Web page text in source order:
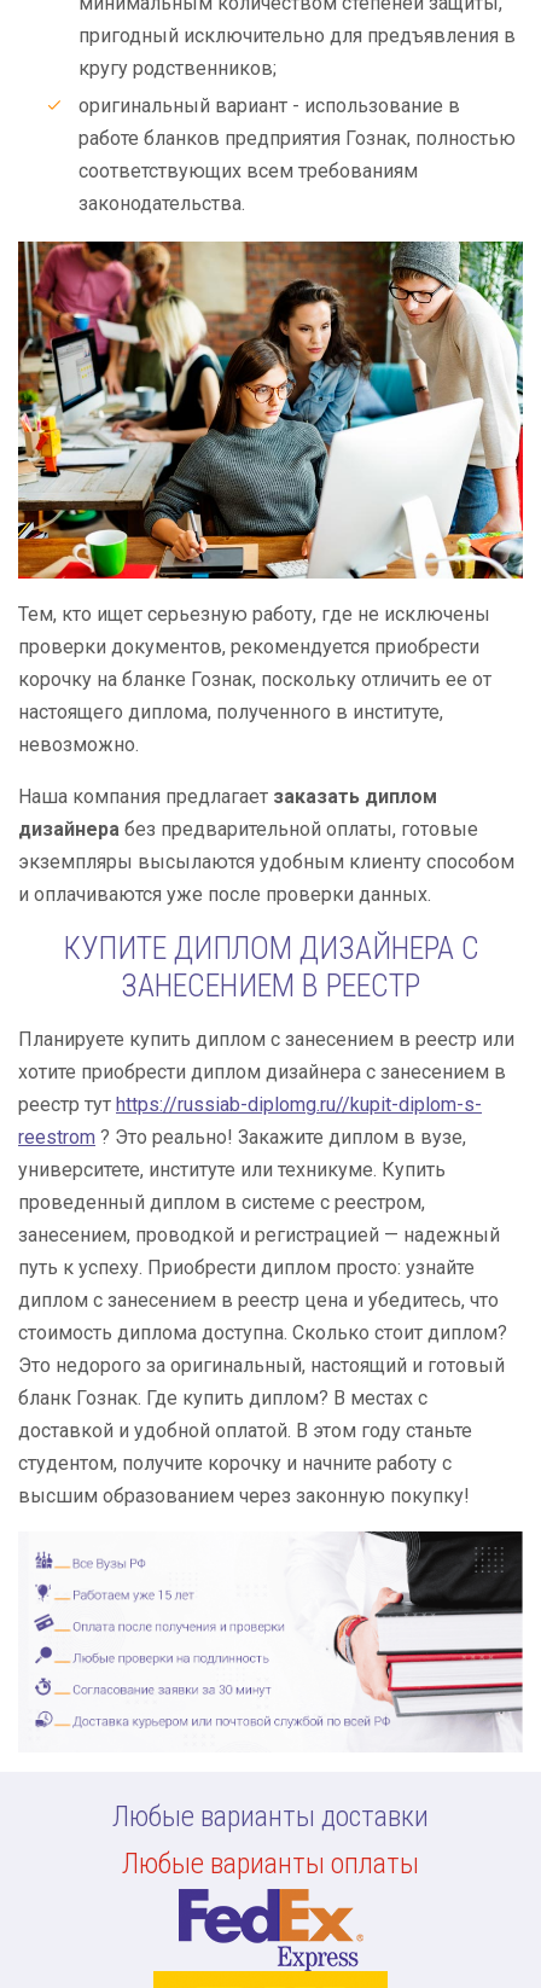
пригодный исключительно для предъявления в
кругу родственников;
оригинальный вариант - использование в
работе бланков предприятия Гознак, полностью
соответствующих всем требованиям
законодательства.
Тем, кто ищет серьезную работу, где не исключены
проверки документов, рекомендуется приобрести
корочку на бланке Гознак, поскольку отличить ее от
настоящего диплома, полученного в институте,
невозможно.
Наша компания предлагает заказать диплом
дизайнера без предварительной оплаты, готовые
экземпляры высылаются удобным клиенту способом
и оплачиваются уже после проверки данных.
КУПИТЕ ДИПЛОМ ДИЗАЙНЕРА С
ЗАНЕСЕНИЕМ В РЕЕСТР
Планируете купить диплом с занесением в реестр или
хотите приобрести диплом дизайнера с занесением в
реестр тут https://russiab-diplomg.ru//kupit-diplom-s-
reestrom ? Это реально! Закажите диплом в вузе,
университете, институте или техникуме. Купить
проведенный диплом в системе с реестром,
занесением, проводкой и регистрацией — надежный
путь к успеху. Приобрести диплом просто: узнайте
диплом с занесением в реестр цена и убедитесь, что
стоимость диплома доступна. Сколько стоит диплом?
Это недорого за оригинальный, настоящий и готовый
бланк Гознак. Где купить диплом? В местах с
доставкой и удобной оплатой. В этом году станьте
студентом, получите корочку и начните работу с
высшим образованием через законную покупку!
Любые варианты доставки
Любые варианты оплаты